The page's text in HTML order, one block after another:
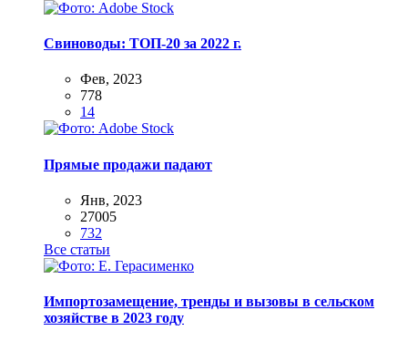
Свиноводы: ТОП-20 за 2022 г.
Фев, 2023
778
14
Прямые продажи падают
Янв, 2023
27005
732
Все статьи
Импортозамещение, тренды и вызовы в сельском
хозяйстве в 2023 году